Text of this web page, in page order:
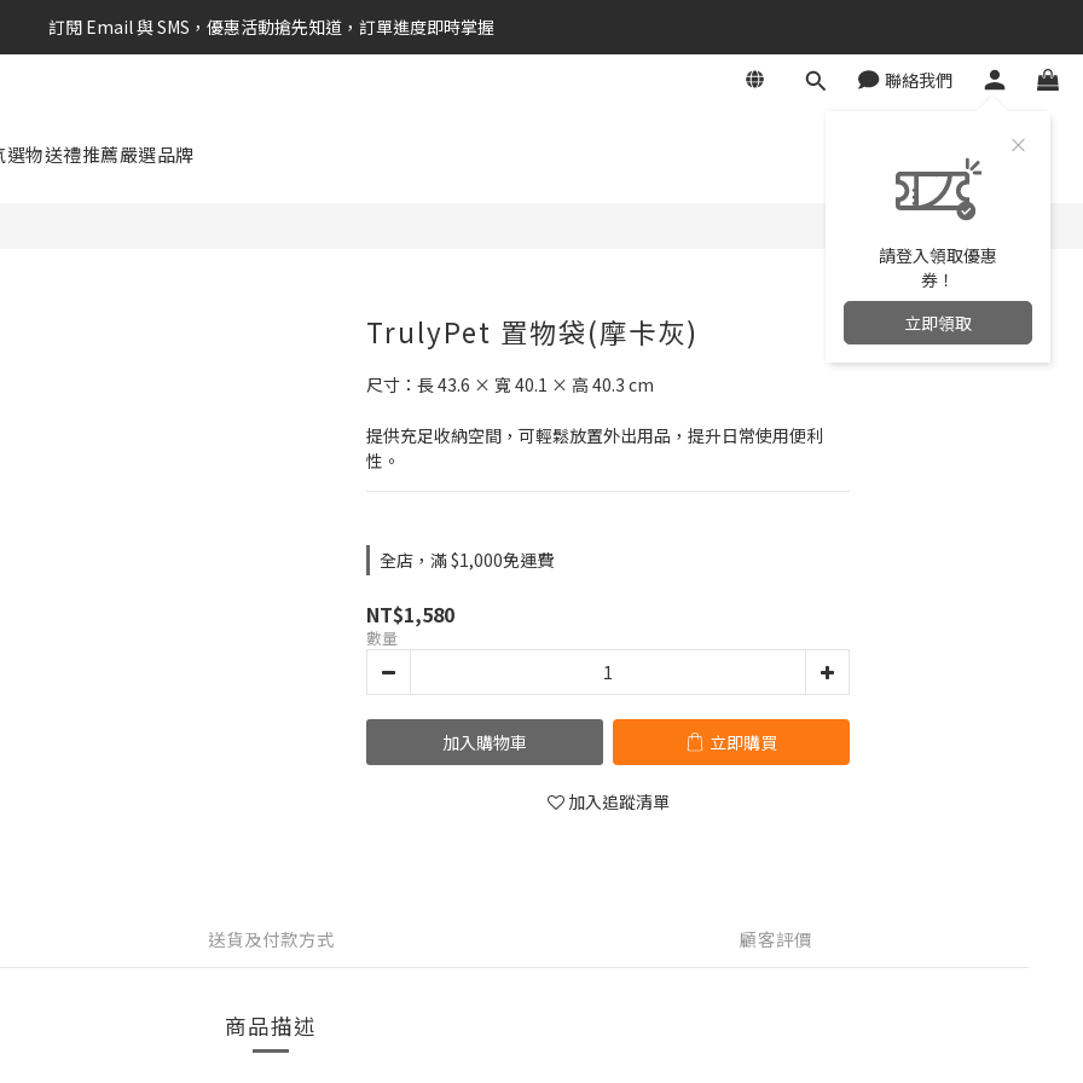
新會員享$100購物金 現在立即加入！
訂閱 Email 與 SMS，優惠活動搶先知道，訂單進度即時掌握
聯絡我們
請登入領取優惠
券！
立即領取
選物送禮推薦嚴選品牌
TrulyPet 置物袋(摩卡灰)
尺寸：長 43.6 × 寬 40.1 × 高 40.3 cm
提供充足收納空間，可輕鬆放置外出用品，提升日常使用便利
性。
全店，滿 $1,000免運費
NT$1,580
數量
加入購物車 立即購買
加入追蹤清單
送貨及付款方式 顧客評價
商品描述
立即購買